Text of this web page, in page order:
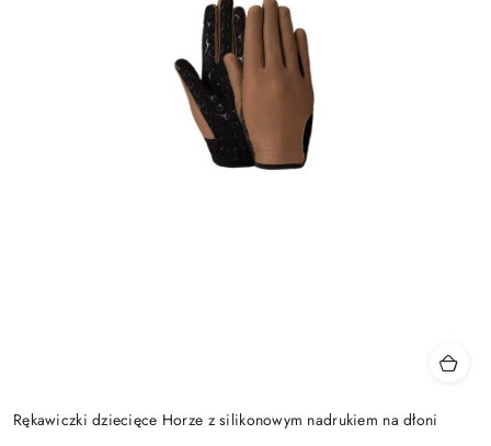
Rękawiczki dziecięce Horze z silikonowym nadrukiem na dłoni